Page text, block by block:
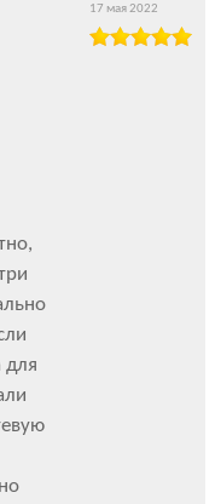
для
17 мая 2022